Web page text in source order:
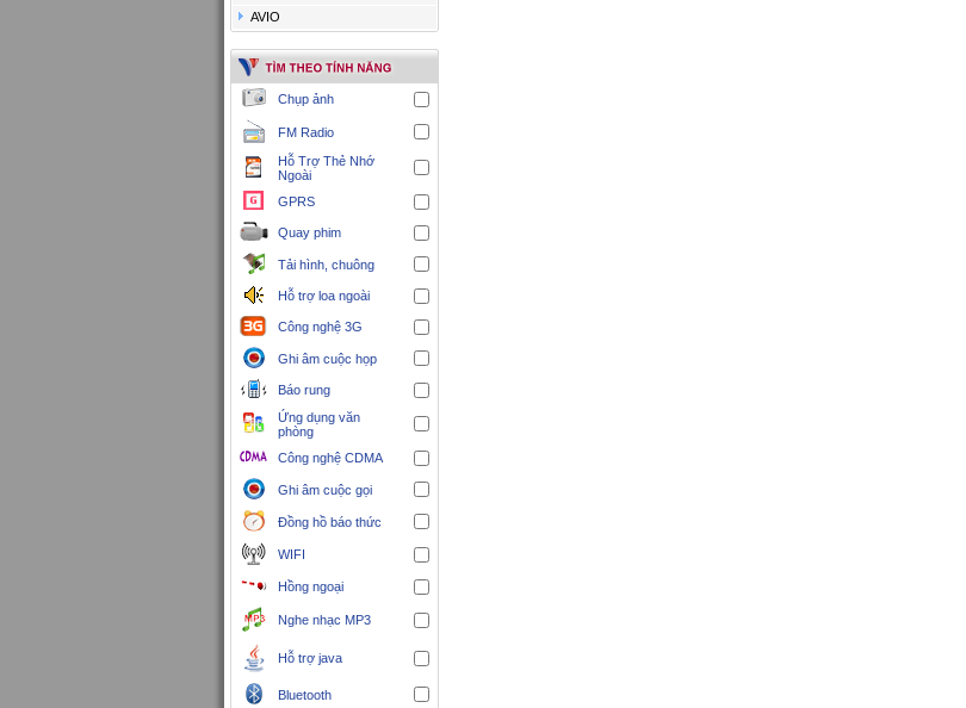
AVIO
Chụp ảnh
FM Radio
Hỗ Trợ Thẻ Nhớ
Ngoài
GPRS
Quay phim
Tải hình, chuông
Hỗ trợ loa ngoài
Công nghệ 3G
Ghi âm cuộc họp
Báo rung
Ứng dụng văn
phòng
Công nghệ CDMA
Ghi âm cuộc gọi
Đồng hồ báo thức
WIFI
Hồng ngoại
Nghe nhạc MP3
Hỗ trợ java
Bluetooth